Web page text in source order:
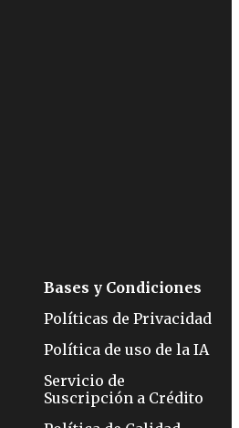
Bases y Condiciones
Políticas de Privacidad
Política de uso de la IA
Servicio de
Suscripción a Crédito